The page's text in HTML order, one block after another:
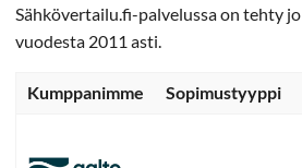
Sähkövertailu.fi-palvelussa on tehty jo
vuodesta 2011 asti.
Kumppanimme Sopimustyyppi